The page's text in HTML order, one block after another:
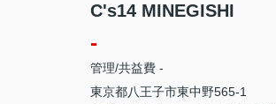
C's14 MINEGISHI
-
管理/共益費 -
東京都八王子市東中野565-1